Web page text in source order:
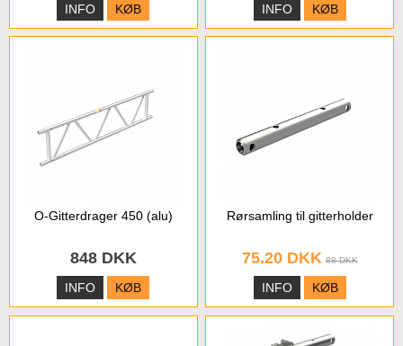
INFO KØB INFO KØB
O-Gitterdrager 450 (alu)
848 DKK
INFO KØB
Rørsamling til gitterholder
75.20 DKK 88 DKK
INFO KØB